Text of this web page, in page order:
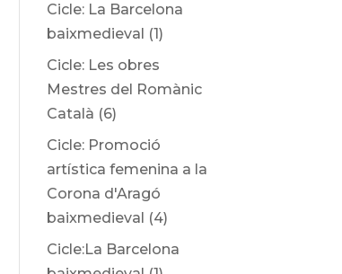
Cicle: La Barcelona
baixmedieval (1)
Cicle: Les obres
Mestres del Romànic
Català (6)
Cicle: Promoció
artística femenina a la
Corona d'Aragó
baixmedieval (4)
Cicle:La Barcelona